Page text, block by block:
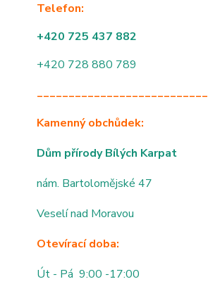
Telefon:
+420 725 437 882
+420 728 880 789
___________________________
Kamenný obchůdek:
Dům přírody Bílých Karpat
nám. Bartolomějské 47
Veselí nad Moravou
Otevírací doba:
Út - Pá 9:00 -17:00